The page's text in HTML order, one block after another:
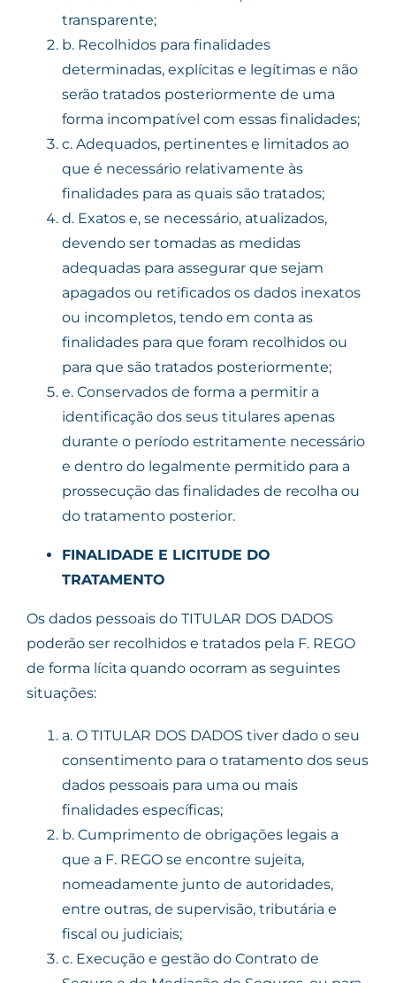
transparente;
b. Recolhidos para finalidades
determinadas, explícitas e legítimas e não
serão tratados posteriormente de uma
forma incompatível com essas finalidades;
c. Adequados, pertinentes e limitados ao
que é necessário relativamente às
finalidades para as quais são tratados;
d. Exatos e, se necessário, atualizados,
devendo ser tomadas as medidas
adequadas para assegurar que sejam
apagados ou retificados os dados inexatos
ou incompletos, tendo em conta as
finalidades para que foram recolhidos ou
para que são tratados posteriormente;
e. Conservados de forma a permitir a
identificação dos seus titulares apenas
durante o período estritamente necessário
e dentro do legalmente permitido para a
prossecução das finalidades de recolha ou
do tratamento posterior.
FINALIDADE E LICITUDE DO
TRATAMENTO
Os dados pessoais do TITULAR DOS DADOS
poderão ser recolhidos e tratados pela F. REGO
de forma lícita quando ocorram as seguintes
situações:
a. O TITULAR DOS DADOS tiver dado o seu
consentimento para o tratamento dos seus
dados pessoais para uma ou mais
finalidades específicas;
b. Cumprimento de obrigações legais a
que a F. REGO se encontre sujeita,
nomeadamente junto de autoridades,
entre outras, de supervisão, tributária e
fiscal ou judiciais;
c. Execução e gestão do Contrato de